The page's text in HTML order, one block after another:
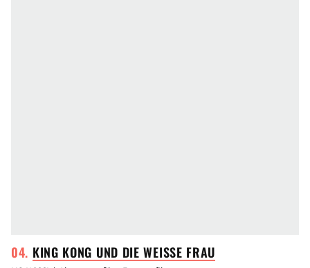
KING KONG UND DIE WEISSE FRAU